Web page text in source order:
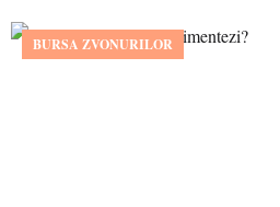
BURSA ZVONURILOR